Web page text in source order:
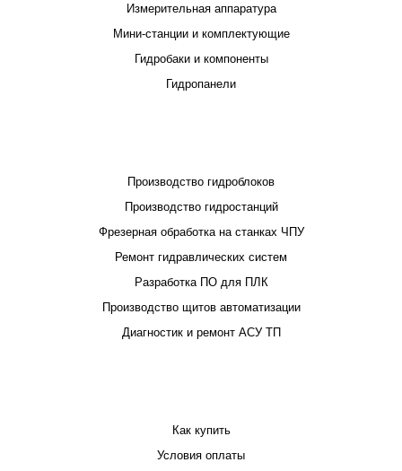
Измерительная аппаратура
Мини-станции и комплектующие
Гидробаки и компоненты
Гидропанели
Производство гидроблоков
Производство гидростанций
Фрезерная обработка на станках ЧПУ
Ремонт гидравлических систем
Разработка ПО для ПЛК
Производство щитов автоматизации
Диагностик и ремонт АСУ ТП
Как купить
Условия оплаты